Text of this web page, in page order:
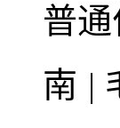
普
南 |